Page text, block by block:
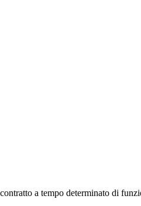
a tempo determinato di